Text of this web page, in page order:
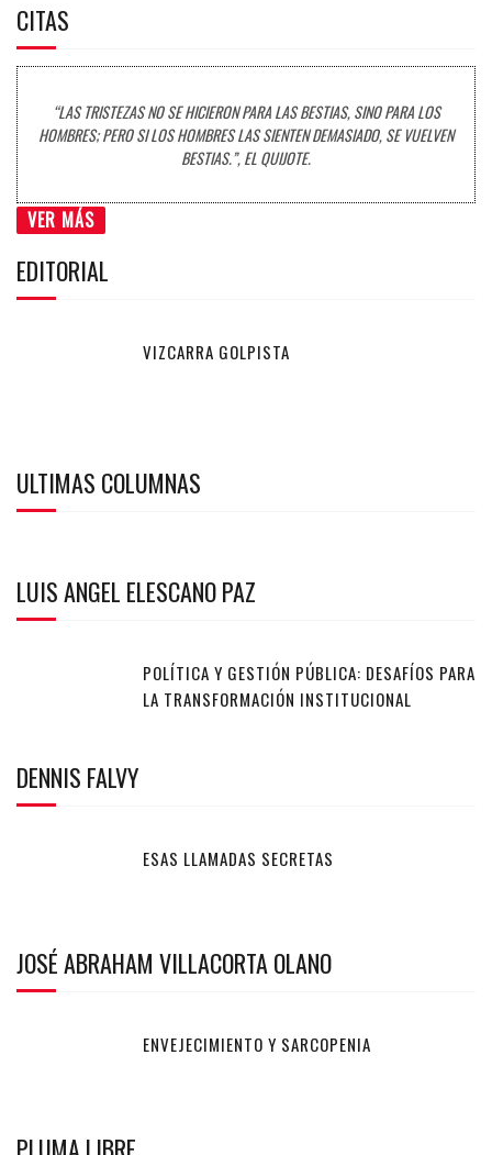
CITAS
“LAS TRISTEZAS NO SE HICIERON PARA LAS BESTIAS, SINO PARA LOS
HOMBRES; PERO SI LOS HOMBRES LAS SIENTEN DEMASIADO, SE VUELVEN
BESTIAS.”, EL QUIJOTE.
VER MÁS
EDITORIAL
VIZCARRA GOLPISTA
ULTIMAS COLUMNAS
LUIS ANGEL ELESCANO PAZ
POLÍTICA Y GESTIÓN PÚBLICA: DESAFÍOS PARA
LA TRANSFORMACIÓN INSTITUCIONAL
DENNIS FALVY
ESAS LLAMADAS SECRETAS
JOSÉ ABRAHAM VILLACORTA OLANO
ENVEJECIMIENTO Y SARCOPENIA